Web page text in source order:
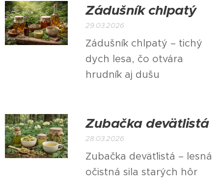
Zádušník chlpatý
29.03.2026
Zádušník chlpatý – tichý
dych lesa, čo otvára
hrudník aj dušu
Zubačka deväťlistá
28.03.2026
Zubačka deväťlistá – lesná
očistná sila starých hôr